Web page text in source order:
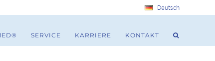
Deutsch
SERVICE KARRIERE KONTAKT